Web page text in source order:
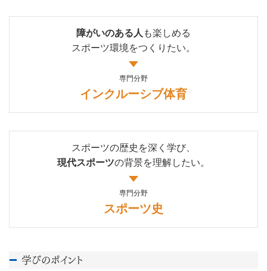
障がいのある人 も楽しめる
スポーツ環境をつくりたい。
専門分野
インクルーシブ体育
スポーツの歴史を深く学び、
現代スポーツの背景を理解したい。
専門分野
スポーツ史
学びのポイント